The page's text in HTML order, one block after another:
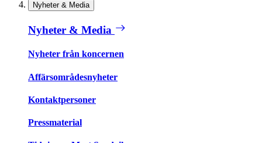
Nyheter & Media
Nyheter & Media
Nyheter från koncernen
Affärsområdesnyheter
Kontaktpersoner
Pressmaterial